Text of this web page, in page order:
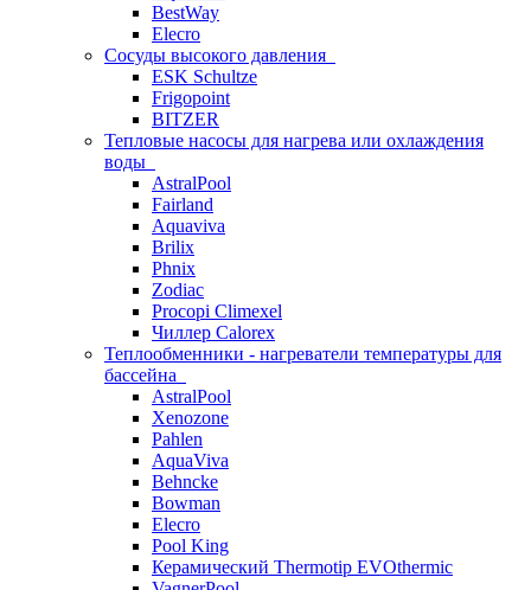
BestWay
Elecro
Сосуды высокого давления
ESK Schultze
Frigopoint
BITZER
Тепловые насосы для нагрева или охлаждения
воды
AstralPool
Fairland
Aquaviva
Brilix
Phnix
Zodiac
Procopi Climexel
Чиллер Calorex
Теплообменники - нагреватели температуры для
бассейна
AstralPool
Xenozone
Pahlen
AquaViva
Behncke
Bowman
Elecro
Pool King
Керамический Thermotip EVOthermic